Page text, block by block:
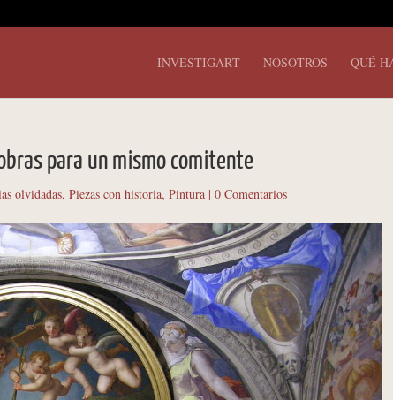
INVESTIGART NOSOTROS QUÉ
para un mismo comitente
olvidadas,Piezas con historia,Pintura |0 Comentarios